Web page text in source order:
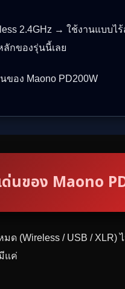
2.4GHz → ใช้งานแบบไ
ลักของรุ่นนี้เลย
ของ Maono PD200W
ด่นของ Maono
มด (Wireless / USB / XLR)
แค่